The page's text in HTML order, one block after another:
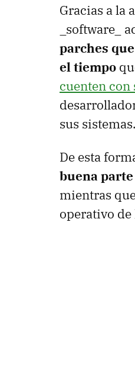
Gracias a la
_software_
parches
el tiempo
cuenten con
sus sistemas.
De esta
buena
mientras
operativo de